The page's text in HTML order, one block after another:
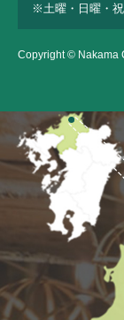
※土曜・日曜・祝
Copyright © Nakama